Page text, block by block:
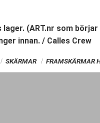
(ART.nr som börjar
innan. / Calles Crew
SKÄRMAR FRAMSKÄRMAR